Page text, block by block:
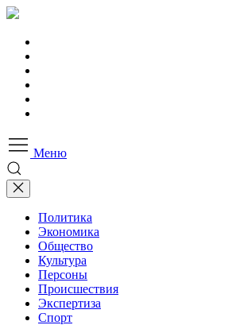
Меню
Политика
Экономика
Общество
Культура
Персоны
Происшествия
Экспертиза
Спорт